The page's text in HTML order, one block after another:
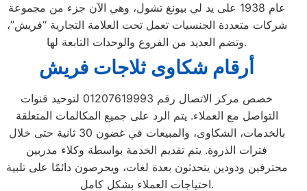
عام 1938 على يد لي بيونغ تشول، وهي الآن جزء من مجموعة
شركات متعددة الجنسيات تعمل تحت العلامة التجارية “فريش”،
وتضم العديد من الفروع والوحدات التابعة لها.
أرقام شكاوى ثلاجات فريش
خصص مركز الاتصال رقم 01207619993 لتوحيد قنوات
التواصل مع العملاء. يتم الرد على جميع المكالمات المتعلقة
بالخدمات، الشكاوى، والمبيعات في غضون 30 ثانية حتى خلال
فترات الذروة. يتم تقديم الخدمة بواسطة وكلاء مدربين
محترفين ودودين يتحدثون بعدة لغات، ويحرصون دائمًا على تلبية
احتياجات العملاء بشكل كامل.